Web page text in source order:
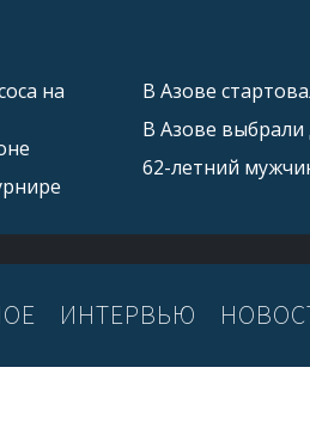
на
В Азове
В Азове выбрали
62-летний
ИНТЕРВЬЮ